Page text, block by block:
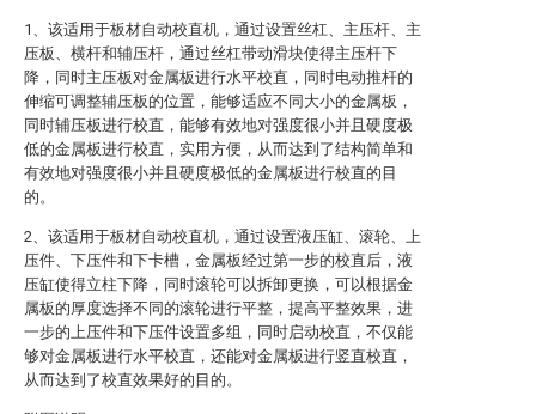
1、该适用于板材自动校直机，通过设置丝杠、主压杆、主
压板、横杆和辅压杆，通过丝杠带动滑块使得主压杆下
降，同时主压板对金属板进行水平校直，同时电动推杆的
伸缩可调整辅压板的位置，能够适应不同大小的金属板，
同时辅压板进行校直，能够有效地对强度很小并且硬度极
低的金属板进行校直，实用方便，从而达到了结构简单和
有效地对强度很小并且硬度极低的金属板进行校直的目
的。
2、该适用于板材自动校直机，通过设置液压缸、滚轮、上
压件、下压件和下卡槽，金属板经过第一步的校直后，液
压缸使得立柱下降，同时滚轮可以拆卸更换，可以根据金
属板的厚度选择不同的滚轮进行平整，提高平整效果，进
一步的上压件和下压件设置多组，同时启动校直，不仅能
够对金属板进行水平校直，还能对金属板进行竖直校直，
从而达到了校直效果好的目的。